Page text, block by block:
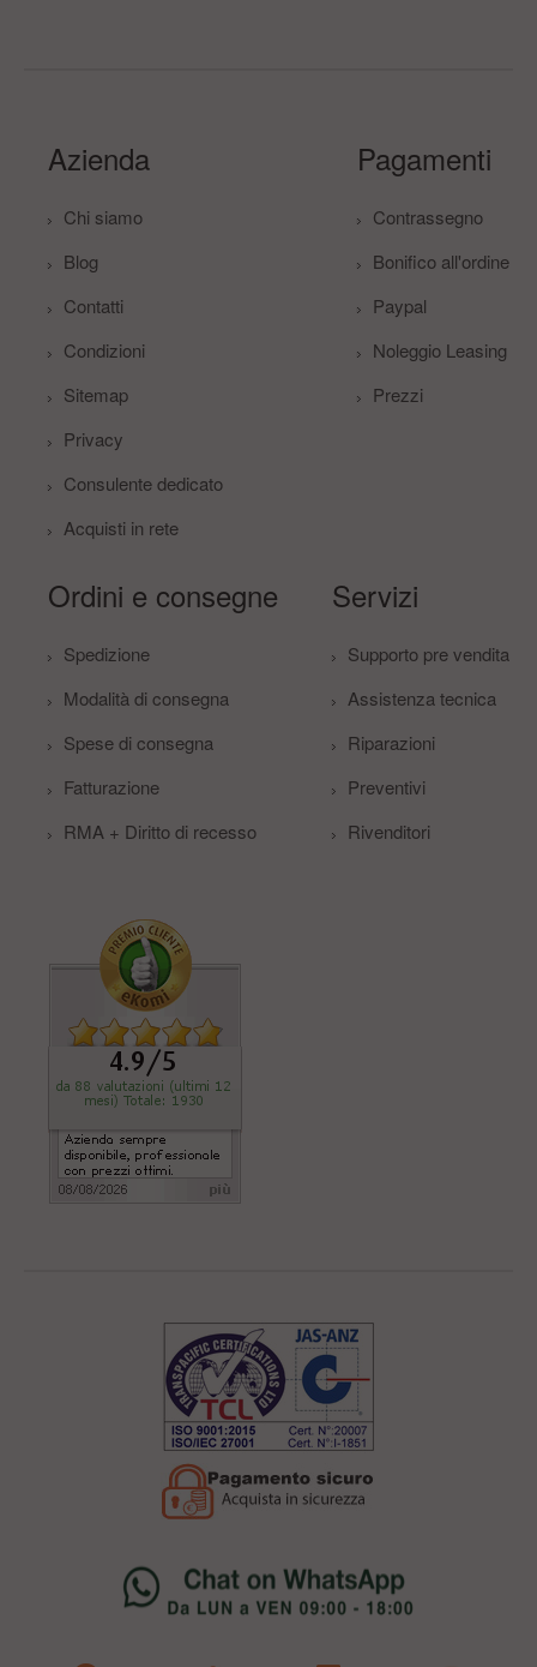
Azienda
Chi siamo
Blog
Contatti
Condizioni
Sitemap
Privacy
Consulente dedicato
Acquisti in rete
Pagamenti
Contrassegno
Bonifico all'ordine
Paypal
Noleggio Leasing
Prezzi
Ordini e consegne
Spedizione
Modalità di consegna
Spese di consegna
Fatturazione
RMA + Diritto di recesso
Servizi
Supporto pre vendita
Assistenza tecnica
Riparazioni
Preventivi
Rivenditori